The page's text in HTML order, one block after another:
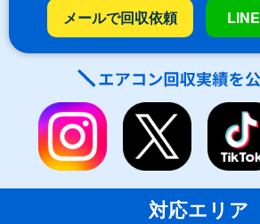
メールで回収依頼
対応エリア